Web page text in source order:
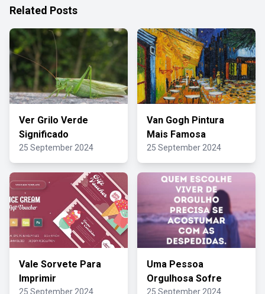
Related Posts
Ver Grilo Verde
Significado
25 September 2024
Van Gogh Pintura
Mais Famosa
25 September 2024
Vale Sorvete Para
Imprimir
25 September 2024
Uma Pessoa
Orgulhosa Sofre
25 September 2024